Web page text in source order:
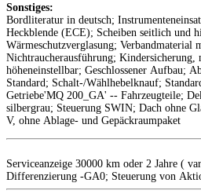
Sonstiges:
Bordliteratur in deutsch;
Heckblende (ECE); Scheiben seitlich und
Wärmeschutzverglasung; Verbandmaterial
Nichtraucherausführung; Kindersicherung,
höheneinstellbar; Geschlossener Aufbau;
Standard; Schalt-/Wählhebelknauf;
Getriebe'MQ 200_GA' -- Fahrzeugteile;
silbergrau; Steuerung SWIN; Dach ohne
V, ohne Ablage- und Gepäckraumpaket
Serviceanzeige 30000 km oder 2 Jahre (
Differenzierung -GA0; Steuerung von